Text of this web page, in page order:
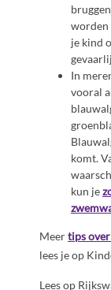
worden
je kind
In
vooral
komt.
kun je
Meertips
lees je op
Lees op